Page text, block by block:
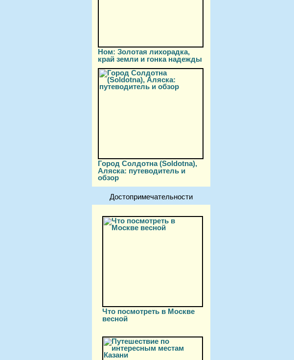
Ном: Золотая лихорадка,
край земли и гонка надежды
Город Солдотна (Soldotna),
Аляска: путеводитель и
обзор
Достопримечательности
Что посмотреть в Москве
весной